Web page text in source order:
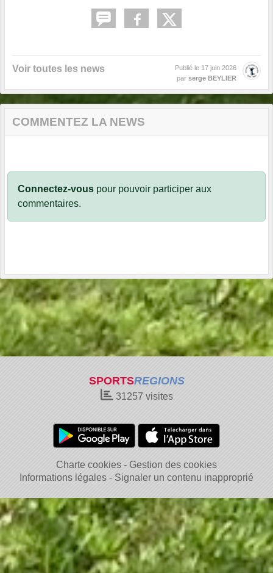
Voir toutes les news Publié le 17 juin 2026
par serge BEYLIER
COMMENTEZ LA NEWS
Connectez-vous pour pouvoir participer aux
commentaires.
SPORTSREGIONS
31257 visites
Charte cookies
Gestion des cookies
Informations légales
Signaler un contenu inapproprié